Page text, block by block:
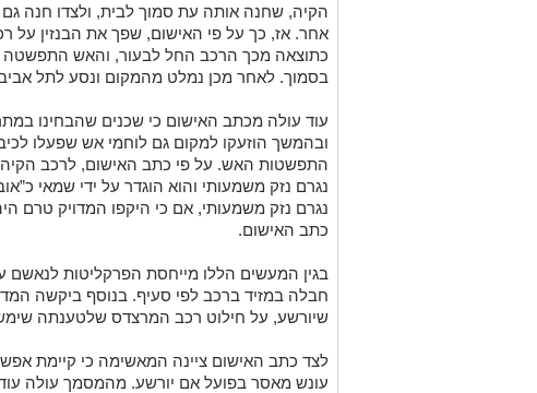
הקיה, שחנה אותה עת סמוך לבית, ולצדו חנה גם
אחר. אז, כך על פי האישום, שפך את הבנזין על
כתוצאה מכך הרכב החל לבעור, והאש התפשטה
בסמוך. לאחר מכן נמלט מהמקום ונסע לתל
עוד עולה מכתב האישום כי שכנים שהבחינו
ובהמשך הוזעקו למקום גם לוחמי אש שפעלו
נגרם נזק משמעותי והוא הוגדר על ידי שמאי
נגרם נזק משמעותי, אם כי היקפו המדויק טרם
כתב האישום.
בגין המעשים הללו מייחסת הפרקליטות
חבלה במזיד ברכב לפי סעיף. בנוסף ביקשה
שיורשע, על חילוט רכב המרצדס שלטענתה
לצד כתב האישום ציינה המאשימה כי קיימת